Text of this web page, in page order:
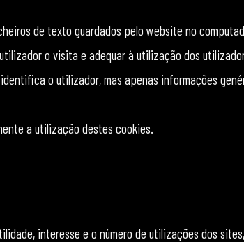
de texto guardados pelo website no
o visita e adequar à utilização dos
o utilizador, mas apenas informações
a utilização destes cookies.
interesse e o número de utilizações dos